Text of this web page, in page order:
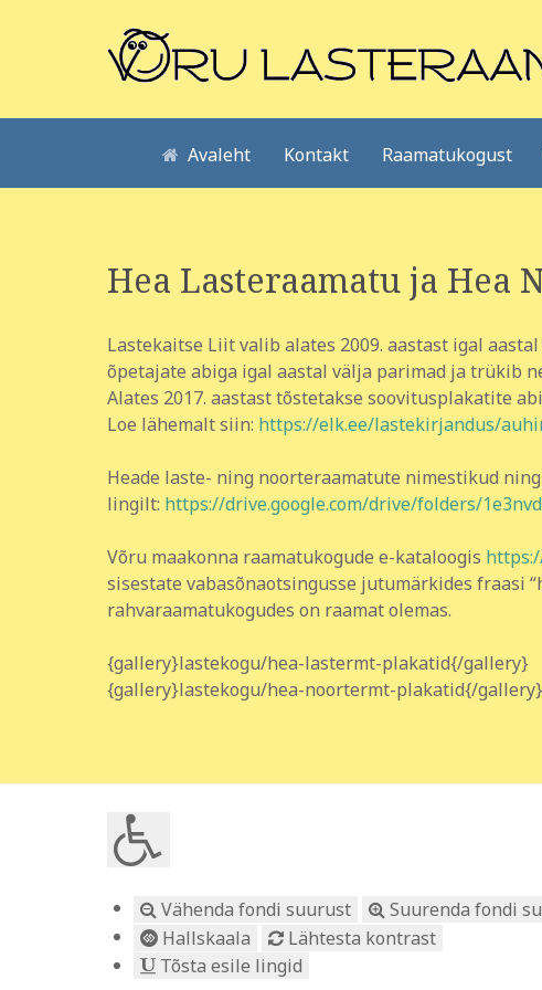
Avaleht Kontakt Raamatukogust
Hea Lasteraamatu ja Hea
Lastekaitse Liit valib alates 2009. aastast igal
õpetajate abiga igal aastal välja parimad ja trükib
Alates 2017. aastast tõstetakse soovitusplakatite
Loe lähemalt siin: https://elk.ee/lastekirjandus/
Heade laste- ning noorteraamatute nimestikud
lingilt: https://drive.google.com/drive/folders/
Võru maakonna raamatukogude e-kataloogis
sisestate vabasõnaotsingusse jutumärkides fraasi
rahvaraamatukogudes on raamat olemas.
{gallery}lastekogu/hea-lastermt-plakatid{/gallery}
{gallery}lastekogu/hea-noortermt-plakatid{/gallery}
Vähenda fondi suurust Suurenda fondi
Hallskaala
Lähtesta kontrast
Tõsta esile lingid